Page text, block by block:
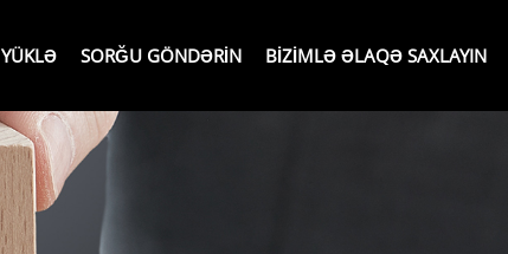
YÜKLƏ SORĞU GÖNDƏRIN BIZIMLƏ ƏLAQƏ SAXLAYIN